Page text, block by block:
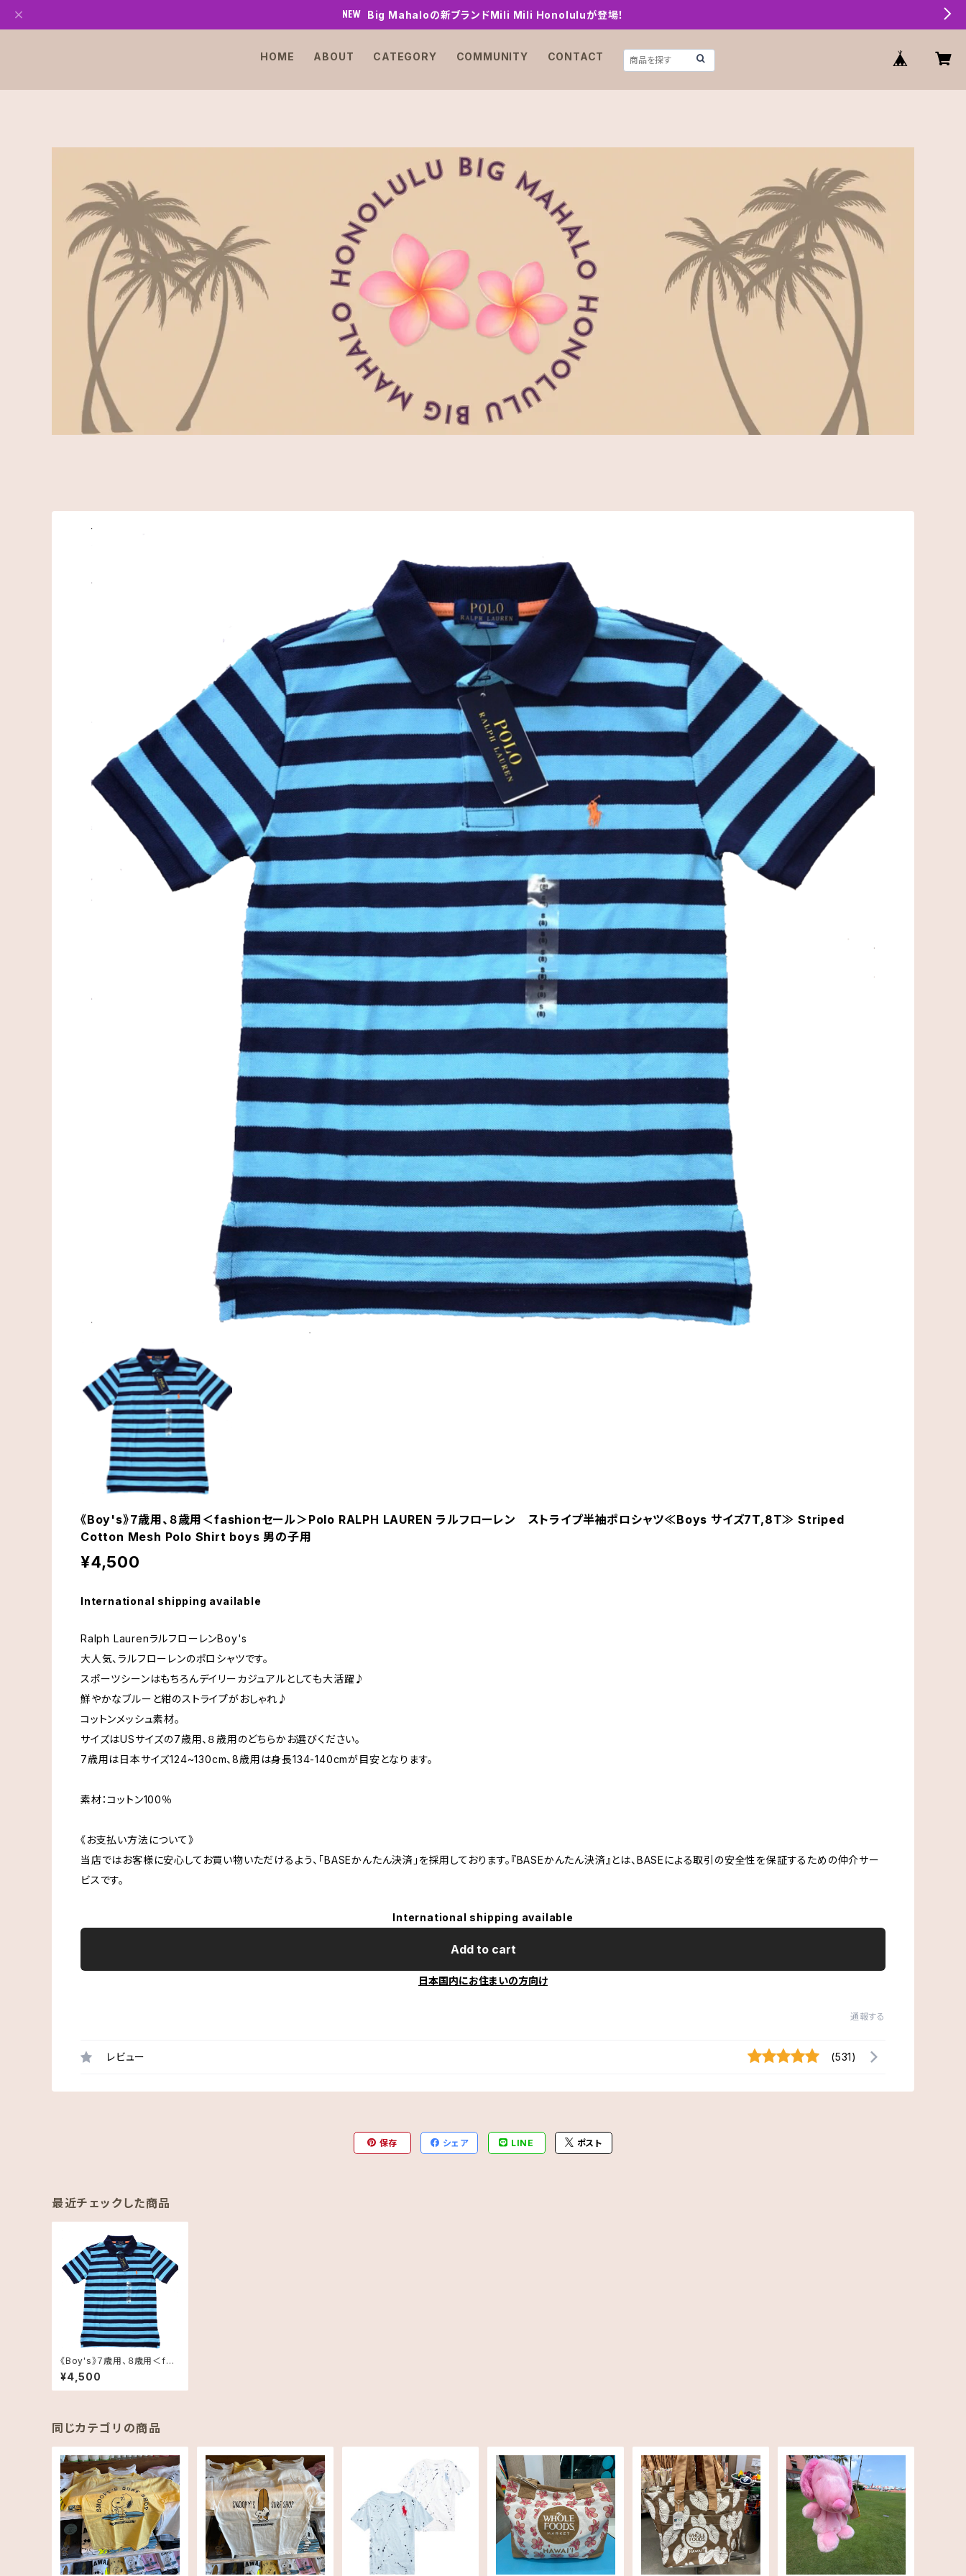
Big Mahaloの新ブランドMili Mili Honoluluが登場！
HOME ABOUT CATEGORY COMMUNITY CONTACT
《Boy's》７歳用、８歳用＜fashionセール＞Polo RALPH LAUREN ラルフローレン ストライプ半袖ポロシャツ≪Boys サイズ7T,8T≫ Striped
Cotton Mesh Polo Shirt boys 男の子用
¥4,500
International shipping available
Ralph LaurenラルフローレンBoy's
大人気、ラルフローレンのポロシャツです。
スポーツシーンはもちろんデイリーカジュアルとしても大活躍♪
鮮やかなブルーと紺のストライプがおしゃれ♪
コットンメッシュ素材。
サイズはUSサイズの7歳用、８歳用のどちらかお選びください。
7歳用は日本サイズ124~130cm、8歳用は身長134-140cmが目安となります。
素材：コットン100％
《お支払い方法について》
当店ではお客様に安心してお買い物いただけるよう、「BASEかんたん決済」を採用しております。『BASEかんたん決済』とは、BASEによる取引の安全性を保証するための仲介サー
ビスです。
International shipping available
Add to cart
日本国内にお住まいの方向け
通報する
レビュー (531)
保存 シェア LINE ポスト
最近チェックした商品
《Boy's》７歳用、８歳用＜fas
hionセール＞Polo RALPH
LAUREN ラルフローレン ス
トライプ半袖ポロシャツ≪Bo
oys 男の子用
¥4,500
同じカテゴリの商品